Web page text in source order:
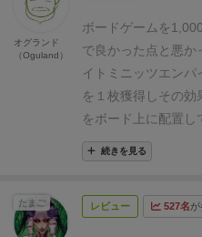
んと説明したらプレ
ろん、最終的にど
がアドバイスし、
ョリティとセット
たように見えました
ョリティとセットコ
ムに移行していく際
ボードゲームを
で良かった点と悪か
イトミニッツエンパ
を１枚獲得しその
をボード上に配置
わゆるエリアマジョ
ドによる得点という
で、さすがに８分
続きを見る
オグランド
（Oguland）
レビュー 527名が
たまご